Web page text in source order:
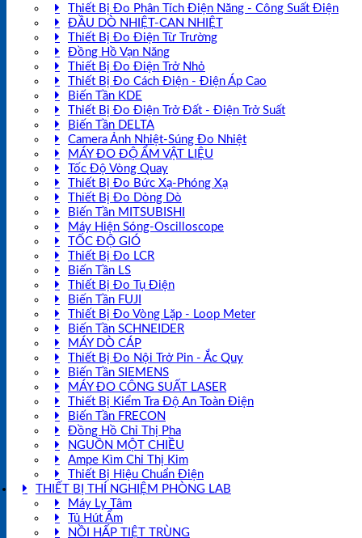
Thiết Bị Đo Phân Tích Điện Năng - Công Suất Điện
ĐẦU DÒ NHIỆT-CAN NHIỆT
Thiết Bị Đo Điện Từ Trường
Đồng Hồ Vạn Năng
Thiết Bị Đo Điện Trở Nhỏ
Thiết Bị Đo Cách Điện - Điện Áp Cao
Biến Tần KDE
Thiết Bị Đo Điện Trở Đất - Điện Trở Suất
Biến Tần DELTA
Camera Ảnh Nhiệt-Súng Đo Nhiệt
MÁY ĐO ĐỘ ẨM VẬT LIỆU
Tốc Độ Vòng Quay
Thiết Bị Đo Bức Xạ-Phóng Xạ
Thiết Bị Đo Dòng Dò
Biến Tần MITSUBISHI
Máy Hiện Sóng-Oscilloscope
TỐC ĐỘ GIÓ
Thiết Bị Đo LCR
Biến Tần LS
Thiết Bị Đo Tụ Điện
Biến Tần FUJI
Thiết Bị Đo Vòng Lặp - Loop Meter
Biến Tần SCHNEIDER
MÁY DÒ CÁP
Thiết Bị Đo Nội Trở Pin - Ắc Quy
Biến Tần SIEMENS
MÁY ĐO CÔNG SUẤT LASER
Thiết Bị Kiểm Tra Độ An Toàn Điện
Biến Tần FRECON
Đồng Hồ Chỉ Thị Pha
NGUỒN MỘT CHIỀU
Ampe Kìm Chỉ Thị Kim
Thiết Bị Hiệu Chuẩn Điện
THIẾT BỊ THÍ NGHIỆM PHÒNG LAB
Máy Ly Tâm
Tủ Hút Ẩm
NỒI HẤP TIỆT TRÙNG